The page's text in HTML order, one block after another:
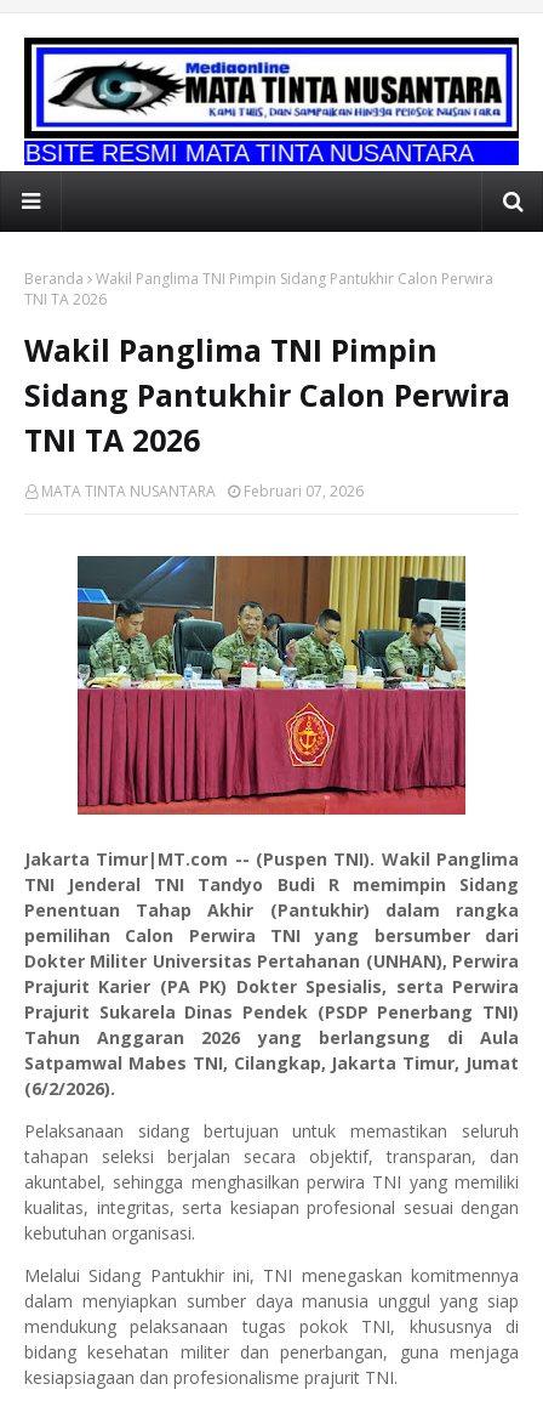
MATA TINTA NUSANTARA
Beranda
Wakil Panglima TNI Pimpin Sidang Pantukhir Calon Perwira
TNI TA 2026
Wakil Panglima TNI Pimpin
Sidang Pantukhir Calon Perwira
TNI TA 2026
MATA TINTA NUSANTARA Februari 07, 2026
Jakarta Timur|MT.com -- (Puspen TNI). Wakil Panglima
TNI Jenderal TNI Tandyo Budi R memimpin Sidang
Penentuan Tahap Akhir (Pantukhir) dalam rangka
pemilihan Calon Perwira TNI yang bersumber dari
Dokter Militer Universitas Pertahanan (UNHAN), Perwira
Prajurit Karier (PA PK) Dokter Spesialis, serta Perwira
Prajurit Sukarela Dinas Pendek (PSDP Penerbang TNI)
Tahun Anggaran 2026 yang berlangsung di Aula
Satpamwal Mabes TNI, Cilangkap, Jakarta Timur, Jumat
(6/2/2026).
Pelaksanaan sidang bertujuan untuk memastikan seluruh
tahapan seleksi berjalan secara objektif, transparan, dan
akuntabel, sehingga menghasilkan perwira TNI yang memiliki
kualitas, integritas, serta kesiapan profesional sesuai dengan
kebutuhan organisasi.
Melalui Sidang Pantukhir ini, TNI menegaskan komitmennya
dalam menyiapkan sumber daya manusia unggul yang siap
mendukung pelaksanaan tugas pokok TNI, khususnya di
bidang kesehatan militer dan penerbangan, guna menjaga
kesiapsiagaan dan profesionalisme prajurit TNI.